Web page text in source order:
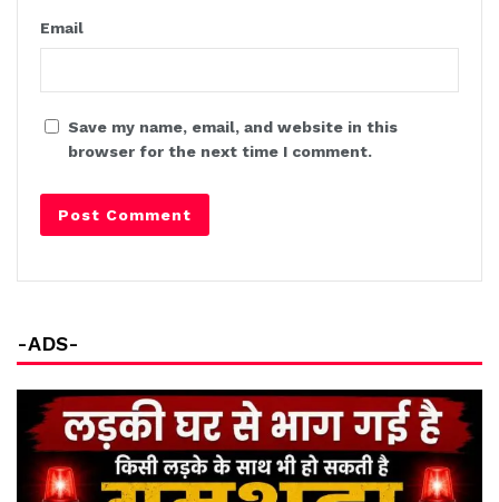
Email
Save my name, email, and website in this
browser for the next time I comment.
-ADS-